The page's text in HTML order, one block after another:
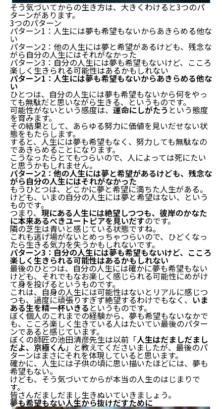
そう気づいてからの生き方は、大きくわけると3つのパ
ターンがあります。
3つのパターン
パターン1：人生には夢も希望もないからあきらめる他な
い
パターン2：他の人生には夢と希望があるけども、残念な
がら自分の人生にはそれがなかった
パターン3：自分の人生には夢も希望もないけど、こころ
楽しく生きられる可能性はあるかもしれない
パターン1：人生には夢も希望もないからあきらめる他な
い
ひとつは、自分の人生には夢も希望もないから何をやっ
ても無駄だと思いながら生きる、というものです。
可能性がないという感度は、 運命にしがたう という態度
を育みます。
その結果として、あらゆる努力に価値を見いだせない状
態をもたらします。
すると、人生には夢も希望もなく、努力しても無駄なの
であきらめることになります。
こうなったらとてもつらいので、人によっては死にたい
と思うかもしれません。
パターン2：他の人生には夢と希望があるけども、残念な
がら自分の人生にはそれがなかった
もうひとつは、どこかに夢と希望に満ちた人生がある。
けども、いまの自分の人生には夢と希望はない、という
ものです。
つまり、 現にある人生には絶望しつつも、彼岸のかなた
に本来あるべきユートピアを見いだすのです。
隣の芝生は青いと感じている状態ですね。
これも逃げ場がないとめっちゃつらいので、ひどくなっ
たら生きる気力を失うかもしれないです。
パターン3：自分の人生には夢も希望もないけど、こころ
楽しく生きられる可能性はあるかもしれない
最後のひとつは、自分の人生には確かに夢も希望もない
けども、それでもなお楽しく感じられる可能性にめがけ
て身を投げるというものです。
これは、自身の人生には可能性はないとリアルに感じつ
つも、過度に頑張りすぎず絶望するわけでもなく、いま
ある生を精一杯いきる というものです。
ぼく個人のこれまでの経験から、夢も希望もないなかで
も、こころ楽しく生きている人はたいてい最後のパター
ンであると感じています。
ぼくの師匠の池田清彦先生は以前「人生はだましだまし
だよ、京極くん」と教えてくださいましたが、最後のパ
ターンはまさにそれを体現していると思います。
確かに、人生には子供の頃に思い描いたほどには、夢も
希望もない。
けども、そう気づいてからが本当の人生のはじまりで
す。
皆さんだましだまし生きぬいていきましょう。
夢も希望もない人生から抜けだすために
人生には夢も希望もない
結論：人生には夢も希望もない
よくある質問：具体的に教えて！
よくある質問：絶望するしかないのですか？
人生には夢も希望もないからこそ「だましだまし生き
る」
パターン1：人生には夢も希望もないからあきらめ
る他ない
パターン2：他の人生には夢と希望があるけども、
残念ながら自分の人生にはそれがなかった
パターン3：自分の人生には夢も希望もないけど、
こころ楽しく生きられる可能性はあるかもしれない
夢も希望もない人生から抜けだすために
その①：得意なことを見つける
その②：それに集中する
よくある疑問：得意なことがわからない
まとめ：人生には夢も希望もないと気づいてから本当
の勝負がはじまるのかもしれない